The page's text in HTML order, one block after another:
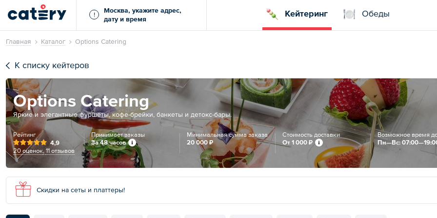
!
Москва, укажите адрес,
дату и время
Кейтеринг Обеды
Главная Каталог Options Catering
К списку кейтеров
Options Catering
Яркие и элегантные фуршеты, кофе-брейки, банкеты и детокс-бары.
Рейтинг
4,9
20 оценок, 11 отзывов
Принимает заказы
За 48 часов
Минимальная сумма заказа
20 000 ₽
Стоимость доставки
От 1 000 ₽
Возможное время
Пн—Вс:
Скидки на сеты и платтеры!